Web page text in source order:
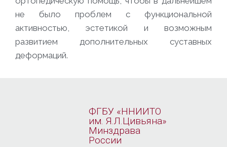
не было проблем с функциональной
активностью, эстетикой и возможным
развитием дополнительных суставных
деформаций.
ФГБУ «ННИИТО
им. Я.Л.Цивьяна»
Минздрава
России